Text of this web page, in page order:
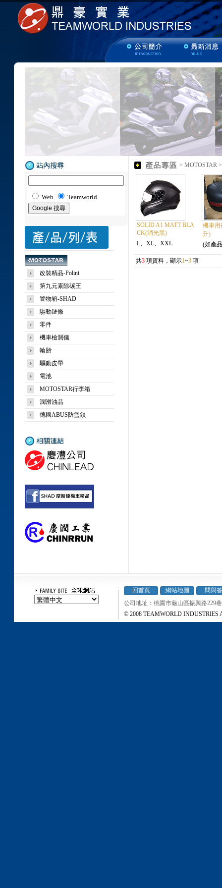
Web Teamworld
改裝精品-Polini
第九元素除碳王
置物箱-SHAD
驅動鏈條
零件
機車檢測儀
輪胎
驅動皮帶
電池
MOTOSTAR行李箱
潤滑油品
德國ABUS防盜鎖
> MOTOSTAR
SOLID A1 MATT BLA
CK(消光黑)
L、XL、XXL
機車用
升)
(如產
共3 項資料，顯示1~3 項
回首頁 網站地圖
問與答
公司地址：桃園市龜山區振興路229
© 2008 TEAMWORLD INDUSTRIES